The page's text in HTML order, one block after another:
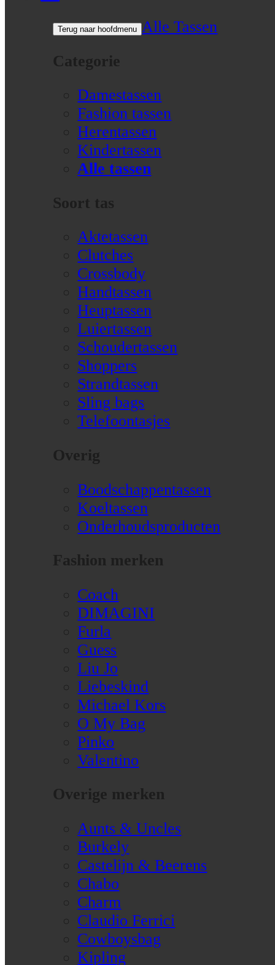
Terug naar hoofdmenu Alle Tassen
Categorie
Damestassen
Fashion tassen
Herentassen
Kindertassen
Alle tassen
Soort tas
Aktetassen
Clutches
Crossbody
Handtassen
Heuptassen
Luiertassen
Schoudertassen
Shoppers
Strandtassen
Sling bags
Telefoontasjes
Overig
Boodschappentassen
Koeltassen
Onderhoudsproducten
Fashion merken
Coach
DIMAGINI
Furla
Guess
Liu Jo
Liebeskind
Michael Kors
O My Bag
Pinko
Valentino
Overige merken
Aunts & Uncles
Burkely
Castelijn & Beerens
Chabo
Charm
Claudio Ferrici
Cowboysbag
Kipling